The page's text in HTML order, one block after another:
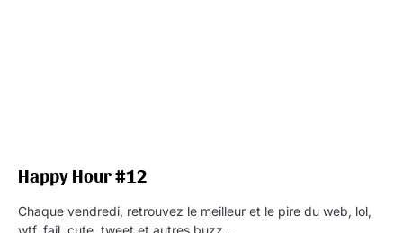
Happy Hour #12
Chaque vendredi, retrouvez le meilleur et le pire du web, lol,
wtf, fail, cute, tweet et autres buzz,…